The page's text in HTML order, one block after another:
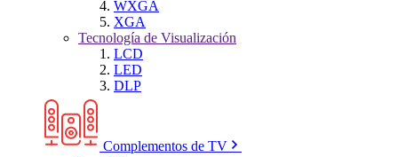
WXGA
XGA
Tecnología de Visualización
LCD
LED
DLP
Complementos de TV